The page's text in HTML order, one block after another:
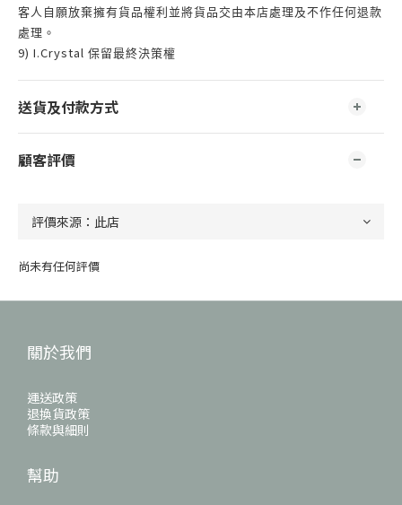
客人自願放棄擁有貨品權利並將貨品交由本店處理及不作任何退款
處理。
9) I.Crystal 保留最終決策權
送貨及付款方式
顧客評價
尚未有任何評價
關於我們
運送政策
退換貨政策
條款與細則
幫助